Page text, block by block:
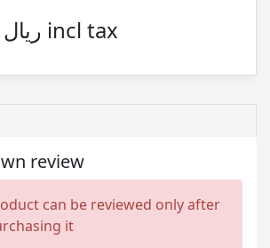
1,079,930 ریال incl tax
review
can be reviewed only after
it